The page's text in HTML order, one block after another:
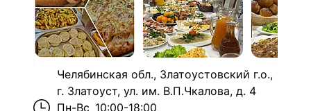
Челябинская обл., Златоустовский г.о.,
г. Златоуст, ул. им. В.П.Чкалова, д. 4
Пн-Вс 10:00-18:00